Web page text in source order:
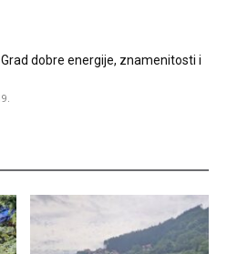
Grad dobre energije, znamenitosti i